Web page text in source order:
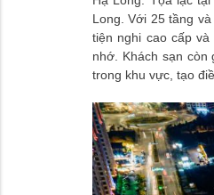
3.1. Hệ thống
3.1.1.
3.1.2. The
3.1.3. Luxury
3.1.5. Suite
3.1.6. Deluxe
3.1.7. Deluxe
3.2. Dịch vụ ẩm
3.3. Senses Spa
Long. Với 25 tầng
tiện nghi cao cấp
nhớ. Khách sạn còn
trong khu vực, tạo